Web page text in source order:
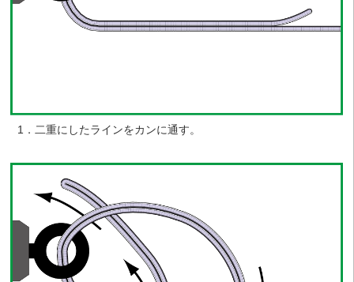
1．二重にしたラインをカンに通す。